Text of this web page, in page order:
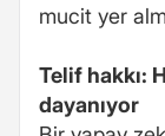
mucit yer
Telif hakkı:
dayanıyor